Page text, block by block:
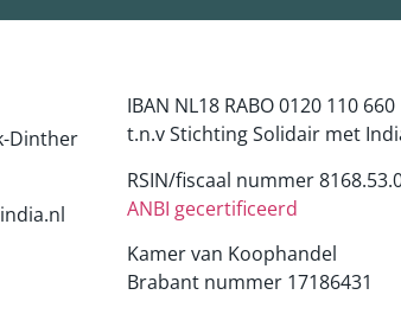
Dinther
IBAN NL18 RABO 0120 110 660
t.n.v Stichting Solidair met
RSIN/fiscaal nummer
ANBI gecertificeerd
Kamer van Koophandel
Brabant nummer 17186431